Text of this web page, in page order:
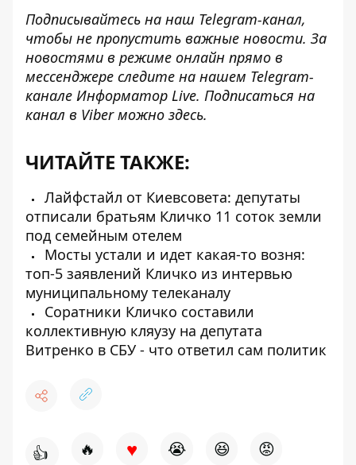
Подписывайтесь на наш Telegram-канал,
чтобы не пропустить важные новости. За
новостями в режиме онлайн прямо в
мессенджере следите на нашем Telegram-
канале Информатор Live. Подписаться на
канал в Viber можно здесь.
ЧИТАЙТЕ ТАКЖЕ:
Лайфстайл от Киевсовета: депутаты
отписали братьям Кличко 11 соток земли
под семейным отелем
Мосты устали и идет какая-то возня:
топ-5 заявлений Кличко из интервью
муниципальному телеканалу
Соратники Кличко составили
коллективную кляузу на депутата
Витренко в СБУ - что ответил сам политик
👍 🔥 ♥ 😭 😆 😡